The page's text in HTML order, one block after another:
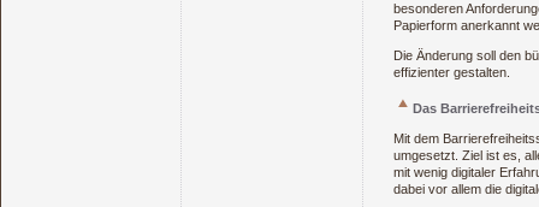
besonderen
Papierform anerkannt
Die Änderung soll den
effizienter gestalten.
Das
Mit dem
umgesetzt. Ziel ist es,
mit wenig digitaler
dabei vor allem die